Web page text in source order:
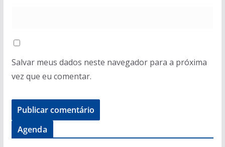
Salvar meus dados neste navegador para a próxima
vez que eu comentar.
Agenda